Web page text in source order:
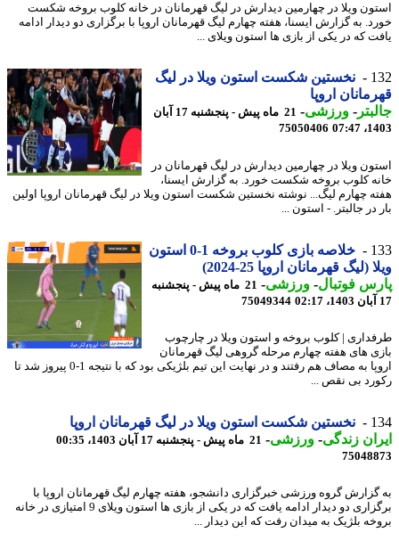
ویلا در چهارمین دیدارش در لیگ قهرمانان در خانه کلوب بروخه شکست
به گزارش ایسنا، هفته چهارم لیگ قهرمانان اروپا با برگزاری دو دیدار ادامه
که در یکی از بازی ها استون ویلای ...
نخستین شکست استون ویلا در لیگ
اروپا
-ورزشی-
21 ماه پیش - پنجشنبه 17 آبان
75050406
ویلا در چهارمین دیدارش در لیگ قهرمانان در
کلوب بروخه شکست خورد. به گزارش ایسنا،
چهارم لیگ... نوشته نخستین شکست استون ویلا در لیگ قهرمانان اروپا اولین
در جالبتر. - استون ...
خلاصه بازی کلوب بروخه 1-0 استون
(لیگ قهرمانان اروپا 25-2024)
فوتبال-ورزشی-
21 ماه پیش - پنجشنبه
75049344
| کلوب بروخه و استون ویلا در چارچوب
های هفته چهارم مرحله گروهی لیگ قهرمانان
اروپا به مصاف هم رفتند و در نهایت این تیم بلژیکی بود که با نتیجه 1-0 پیروز شد تا
بی نقص ...
نخستین شکست استون ویلا در لیگ قهرمانان اروپا
زندگی-ورزشی-21 ماه پیش - پنجشنبه 17 آبان 1403، 00:35
گروه ورزشی خبرگزاری دانشجو، هفته چهارم لیگ قهرمانان اروپا با
برگزاری دو دیدار ادامه یافت که در یکی از بازی ها استون ویلای 9 امتیازی در خانه
بلژیک به میدان رفت که این دیدار ...